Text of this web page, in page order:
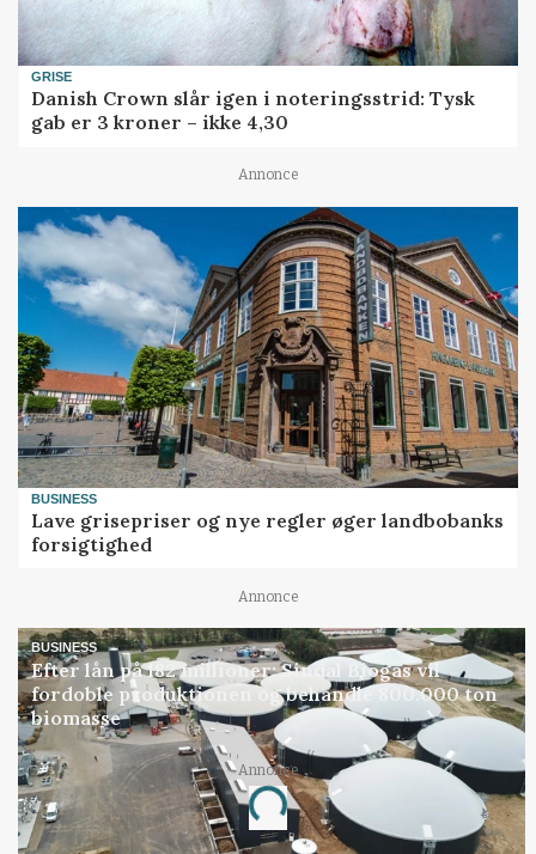
GRISE
Danish Crown slår igen i noteringsstrid: Tysk
gab er 3 kroner – ikke 4,30
Annonce
BUSINESS
Lave grisepriser og nye regler øger landbobanks
forsigtighed
Annonce
BUSINESS
Efter lån på 182 millioner: Sindal Biogas vil
fordoble produktionen og behandle 800.000 ton
biomasse
Annonce
Loading...